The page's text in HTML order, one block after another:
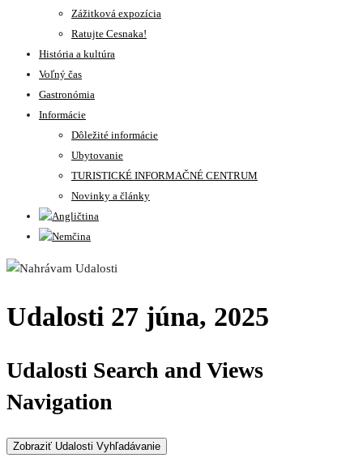
Zážitková expozícia
Ratujte Cesnaka!
História a kultúra
Voľný čas
Gastronómia
Informácie
Dôležité informácie
Ubytovanie
TURISTICKÉ INFORMAČNÉ CENTRUM
Novinky a články
Udalosti 27 júna, 2025
Udalosti Search and Views
Navigation
Zobraziť Udalosti Vyhľadávanie